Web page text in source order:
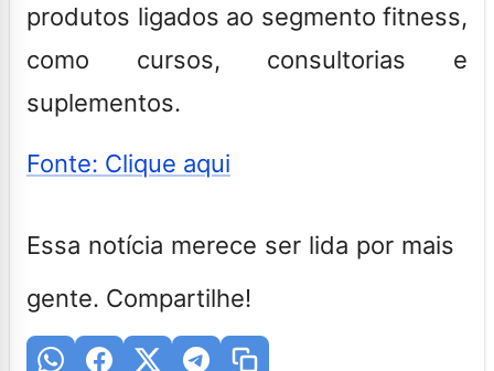
produtos ligados ao segmento fitness,
como cursos, consultorias e
suplementos.
Fonte: Clique aqui
Essa notícia merece ser lida por mais
gente. Compartilhe!